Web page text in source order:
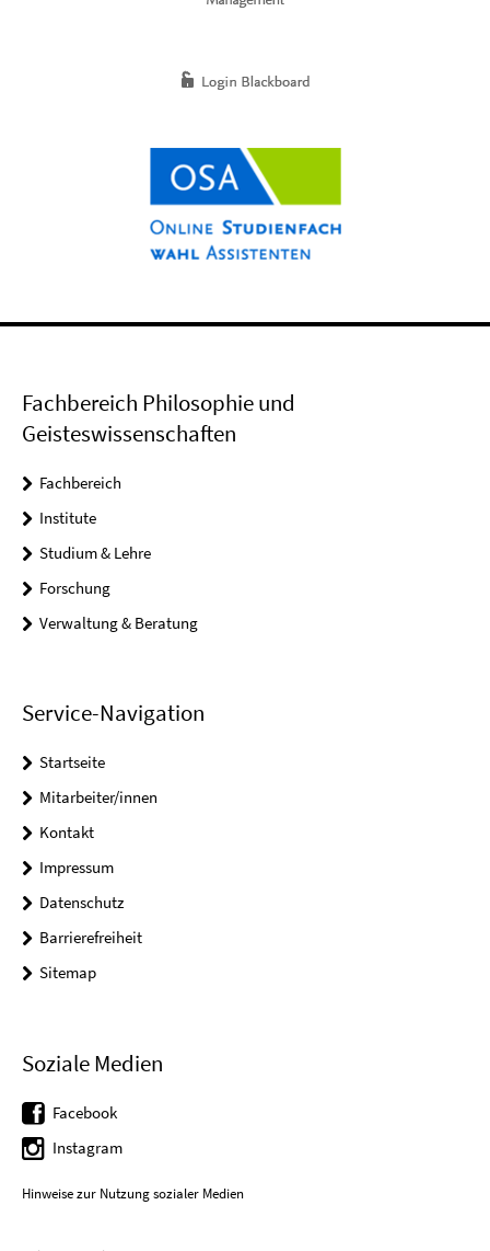
Fachbereich Philosophie und
Geisteswissenschaften
Fachbereich
Institute
Studium & Lehre
Forschung
Verwaltung & Beratung
Service-Navigation
Startseite
Mitarbeiter/innen
Kontakt
Impressum
Datenschutz
Barrierefreiheit
Sitemap
Soziale Medien
Facebook
Instagram
Hinweise zur Nutzung sozialer Medien